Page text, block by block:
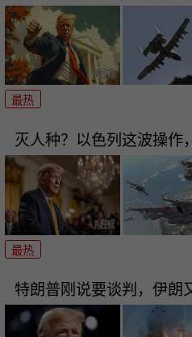
最热
灭人种？以色列这波操作
最热
特朗普刚说要谈判，伊朗